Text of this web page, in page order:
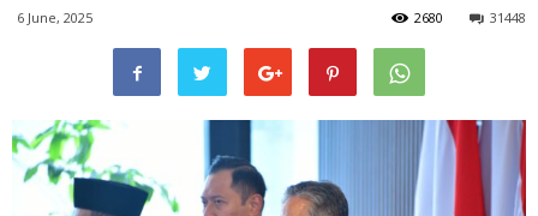
6 June, 2025 31448
2680